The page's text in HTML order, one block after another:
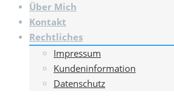
Über Mich
Kontakt
Rechtliches
Impressum
Kundeninformation
Datenschutz